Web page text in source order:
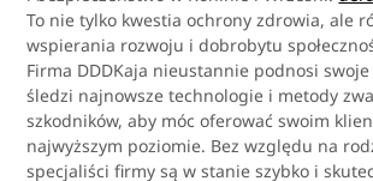
To nie tylko kwestia ochrony zdrowia, ale
wspierania rozwoju i dobrobytu
Firma DDDKaja nieustannie podnosi
śledzi najnowsze technologie i metody
szkodników, aby móc oferować swoim
najwyższym poziomie. Bez względu na
specjaliści firmy są w stanie szybko i